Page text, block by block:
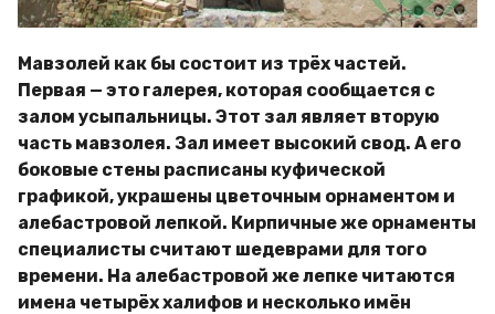
Мавзолей как бы состоит из трёх частей.
Первая — это галерея, которая сообщается с
залом усыпальницы. Этот зал являет вторую
часть мавзолея. Зал имеет высокий свод. А его
боковые стены расписаны куфической
графикой, украшены цветочным орнаментом и
алебастровой лепкой. Кирпичные же орнаменты
специалисты считают шедеврами для того
времени. На алебастровой же лепке читаются
имена четырёх халифов и несколько имён